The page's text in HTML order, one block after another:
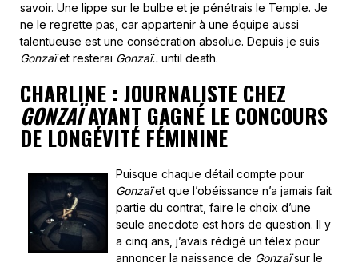
savoir. Une lippe sur le bulbe et je pénétrais le Temple. Je
ne le regrette pas, car appartenir à une équipe aussi
talentueuse est une consécration absolue. Depuis je suis
Gonzaïet resterai Gonzaï.. until death.
CHARLINE : JOURNALISTE CHEZ
GONZAÏAYANT GAGNÉ LE CONCOURS
DE LONGÉVITÉ FÉMININE
Puisque chaque détail compte pour
Gonzaïet que l’obéissance n’a jamais fait
partie du contrat, faire le choix d’une
seule anecdote est hors de question. Il y
a cinq ans, j’avais rédigé un télex pour
annoncer la naissance de Gonzaïsur le